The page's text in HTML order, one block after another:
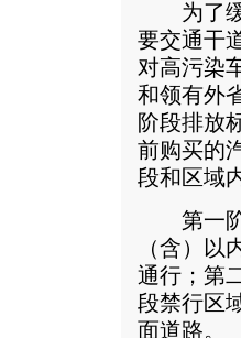
为了缓
要交通干
对高污染
和领有外
阶段排放
前购买的
段和区域
第一阶
（含）
通行；第
段禁行区
面道路。